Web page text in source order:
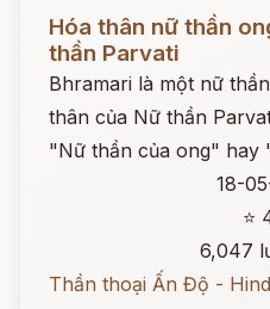
Hóa thân nữ thần
thần Parvati
Bhramari là một nữ
thân của Nữ thần
"Nữ thần của ong" hay
18-
⭐
6,047
Thần thoại Ấn Độ -